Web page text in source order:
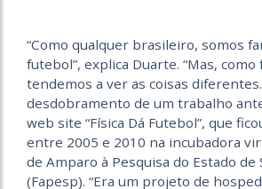
“Como qualquer brasileiro, somos
futebol”, explica Duarte. “Mas, como
tendemos a ver as coisas
desdobramento de um trabalho
web site “Física Dá Futebol”, que
entre 2005 e 2010 na incubadora
de Amparo à Pesquisa do Estado de
(Fapesp). “Era um projeto de